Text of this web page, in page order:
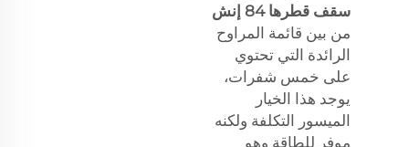
سقف قطرها 84 إنش
من بين قائمة المراوح
الرائدة التي تحتوي
على خمس شفرات،
يوجد هذا الخيار
الميسور التكلفة ولكنه
موفر للطاقة وهو